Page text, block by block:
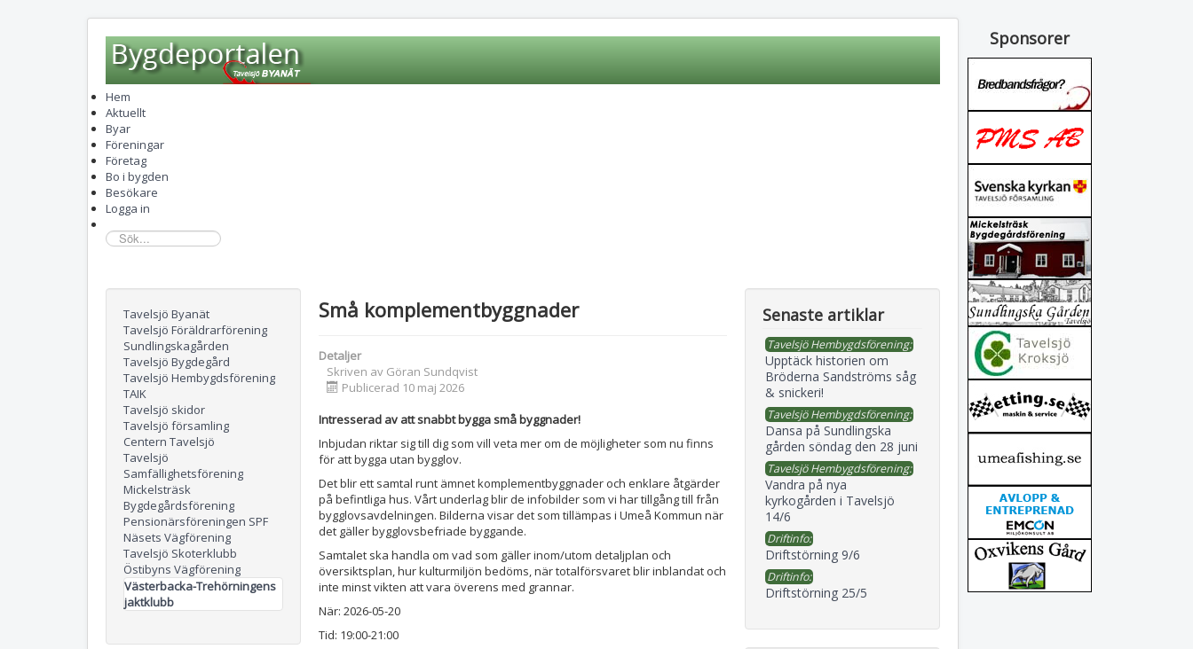
Hem
Aktuellt
Byar
Föreningar
Företag
Bo i bygden
Besökare
Logga in
sök...
Tavelsjö Byanät
Tavelsjö Föräldrarförening
Sundlingskagården
Tavelsjö Bygdegård
Tavelsjö Hembygdsförening
TAIK
Tavelsjö skidor
Tavelsjö församling
Centern Tavelsjö
Tavelsjö
Samfällighetsförening
Mickelsträsk
Bygdegårdsförening
Pensionärsföreningen SPF
Näsets Vägförening
Tavelsjö Skoterklubb
Östibyns Vägförening
Västerbacka-Trehörningens
jaktklubb
Små komplementbyggnader
Detaljer
Skriven av Göran Sundqvist
Publicerad 10 maj 2026
Intresserad av att snabbt bygga små byggnader!
Inbjudan riktar sig till dig som vill veta mer om de möjligheter som nu finns
för att bygga utan bygglov.
Det blir ett samtal runt ämnet komplementbyggnader och enklare åtgärder
på befintliga hus. Vårt underlag blir de infobilder som vi har tillgång till från
bygglovsavdelningen. Bilderna visar det som tillämpas i Umeå Kommun när
det gäller bygglovsbefriade byggande.
Samtalet ska handla om vad som gäller inom/utom detaljplan och
översiktsplan, hur kulturmiljön bedöms, när totalförsvaret blir inblandat och
inte minst vikten att vara överens med grannar.
När: 2026-05-20
Tid: 19:00-21:00
Senaste artiklar
Tavelsjö Hembygdsförening:
Upptäck historien om
Bröderna Sandströms såg
& snickeri!
Tavelsjö Hembygdsförening:
Dansa på Sundlingska
gården söndag den 28 juni
Tavelsjö Hembygdsförening:
Vandra på nya
kyrkogården i Tavelsjö
14/6
Driftinfo:
Driftstörning 9/6
Driftinfo:
Driftstörning 25/5
Sponsorer